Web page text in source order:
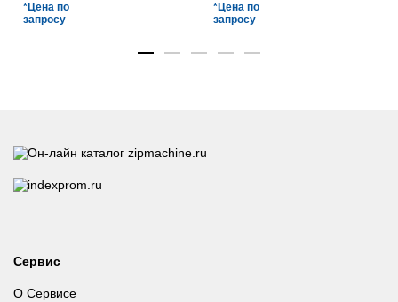
*Цена по
запросу
*Цена по
запросу
Сервис
О Сервисе